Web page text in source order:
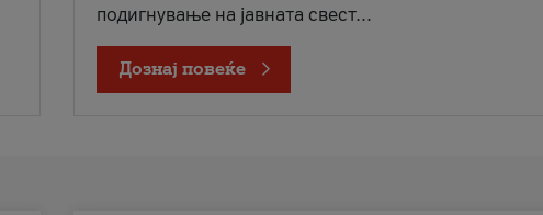
подигнување на јавната свест...
Дознај повеќе